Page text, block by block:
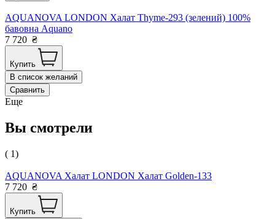
AQUANOVA LONDON Халат Thyme-293 (зелений) 100%
бавовна Aquano
7 720 ₴
Купить
В список желаний
Сравнить
Еще
Вы смотрели
( 1)
AQUANOVA Халат LONDON Халат Golden-133
7 720 ₴
Купить